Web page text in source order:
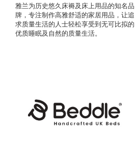
雅兰为历史悠久床褥及床上用品的知名品
牌，专注制作高雅舒适的家居用品，让追
求质量生活的人士轻松享受到无可比拟的
优质睡眠及自然的质量生活。